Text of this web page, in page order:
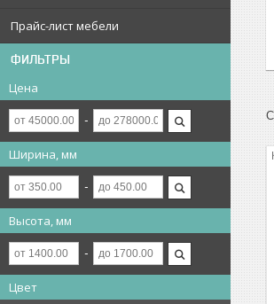
Прайс-лист мебели
ФИЛЬТРЫ
Цена
Ширина, мм
Высота, мм
Цвет